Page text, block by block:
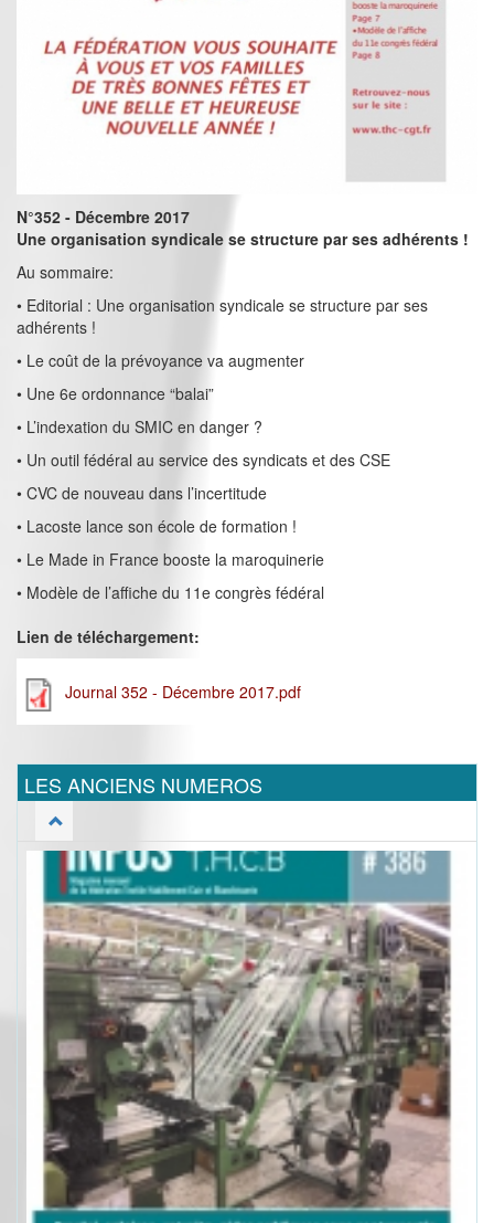
N°352 - Décembre 2017
Une organisation syndicale se structure par ses adhérents !
Au sommaire:
• Editorial : Une organisation syndicale se structure par ses
adhérents !
• Le coût de la prévoyance va augmenter
• Une 6e ordonnance “balai”
• L’indexation du SMIC en danger ?
• Un outil fédéral au service des syndicats et des CSE
• CVC de nouveau dans l’incertitude
• Lacoste lance son école de formation !
• Le Made in France booste la maroquinerie
• Modèle de l’affiche du 11e congrès fédéral
Lien de téléchargement:
Journal 352 - Décembre 2017.pdf
LES ANCIENS NUMEROS